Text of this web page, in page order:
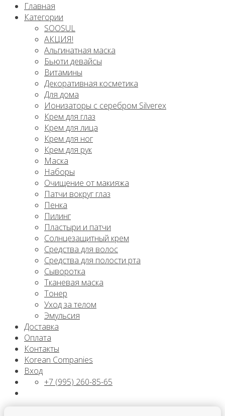
Главная
Категории
SOOSUL
АКЦИЯ!
Альгинатная маска
Бьюти девайсы
Витамины
Декоративная косметика
Для дома
Ионизаторы с серебром Silverex
Крем для глаз
Крем для лица
Крем для ног
Крем для рук
Маска
Наборы
Очищение от макияжа
Патчи вокруг глаз
Пенка
Пилинг
Пластыри и патчи
Солнцезащитный крем
Средства для волос
Средства для полости рта
Сыворотка
Тканевая маска
Тонер
Уход за телом
Эмульсия
Доставка
Оплата
Контакты
Korean Companies
Вход
+7 (995) 260-85-65